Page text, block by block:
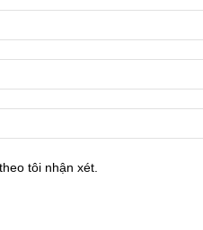
tôi nhận xét.